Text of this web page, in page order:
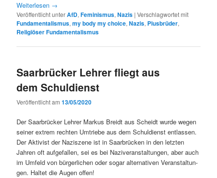
Weit­er­lesen →
Veröffentlicht unterAfD,Feminismus,Nazis |Verschlagwortet mit
Fundamentalismus,my body my choice,Nazis, Piusbrüder,
Religiöser Fundamentalismus
Saarbrücker Lehrer fliegt aus
dem Schuldienst
Veröffentlicht am13/05/2020
Der Saar­brück­er Lehrer Markus Brei­dt aus Schei­dt wurde wegen
sein­er extrem recht­en Umtriebe aus dem Schul­dienst ent­lassen.
Der Aktivist der Naziszene ist in Saar­brück­en in den let­zten
Jahren oft aufge­fall­en, sei es bei Naziver­anstal­tun­gen, aber auch
im Umfeld von bürg­er­lichen oder sog­ar alter­na­tiv­en Ver­anstal­tun­
gen. Hal­tet die Augen offen!